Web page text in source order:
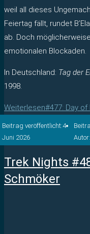
weil all dieses
Feiertag fällt, rundet
ab. Doch
emotionalen Blockaden.
In Deutschland: Tag der
1998.
Weiterlesen#477: Day of
Beitrag veröffentlicht:4.
Juni 2026
Trek Nights
Schmöker